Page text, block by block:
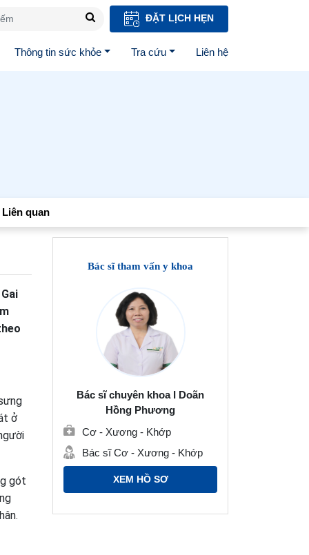
ĐẶT LỊCH HẸN
Thông tin sức khỏe Tra cứu Liên hệ
Liên quan
ở
gót
Bác sĩ tham vấn y khoa
Bác sĩ chuyên khoa I Doãn
Hồng Phương
Cơ - Xương - Khớp
Bác sĩ Cơ - Xương - Khớp
XEM HỒ SƠ